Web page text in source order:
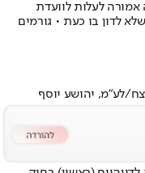
לעלות לוועדת
לדון בו כעת • גורמים
לע"מ, יהושע יוסף